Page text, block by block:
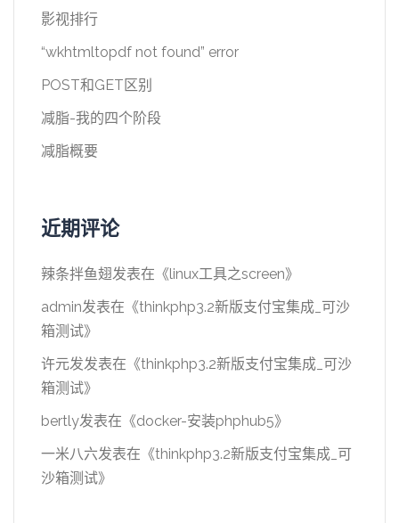
影视排行
“wkhtmltopdf not found” error
POST和GET区别
减脂-我的四个阶段
减脂概要
近期评论
辣条拌鱼翅发表在《linux工具之screen》
admin发表在《thinkphp3.2新版支付宝集成_可沙
箱测试》
许元发发表在《thinkphp3.2新版支付宝集成_可沙
箱测试》
bertly发表在《docker-安装phphub5》
一米八六发表在《thinkphp3.2新版支付宝集成_可
沙箱测试》